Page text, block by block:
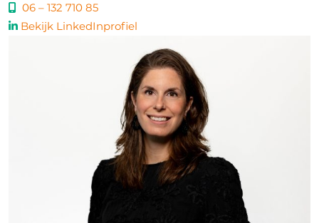
06 – 132 710 85
Bekijk LinkedInprofiel